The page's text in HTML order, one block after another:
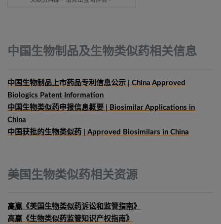
中国生物制品及生物类似药相关信息
中国生物制品上市药品专利信息公示 | China Approved
Biologics Patent Information
中国生物类似药申报信息概要 | Biosimilar Applications in
China
中国获批的生物类似药 | Approved Biosimilars in China
美国生物类似药相关资源
高赢《美国生物类似药诉讼和监管指南》
高赢《生物类似药监管知识产权指南》